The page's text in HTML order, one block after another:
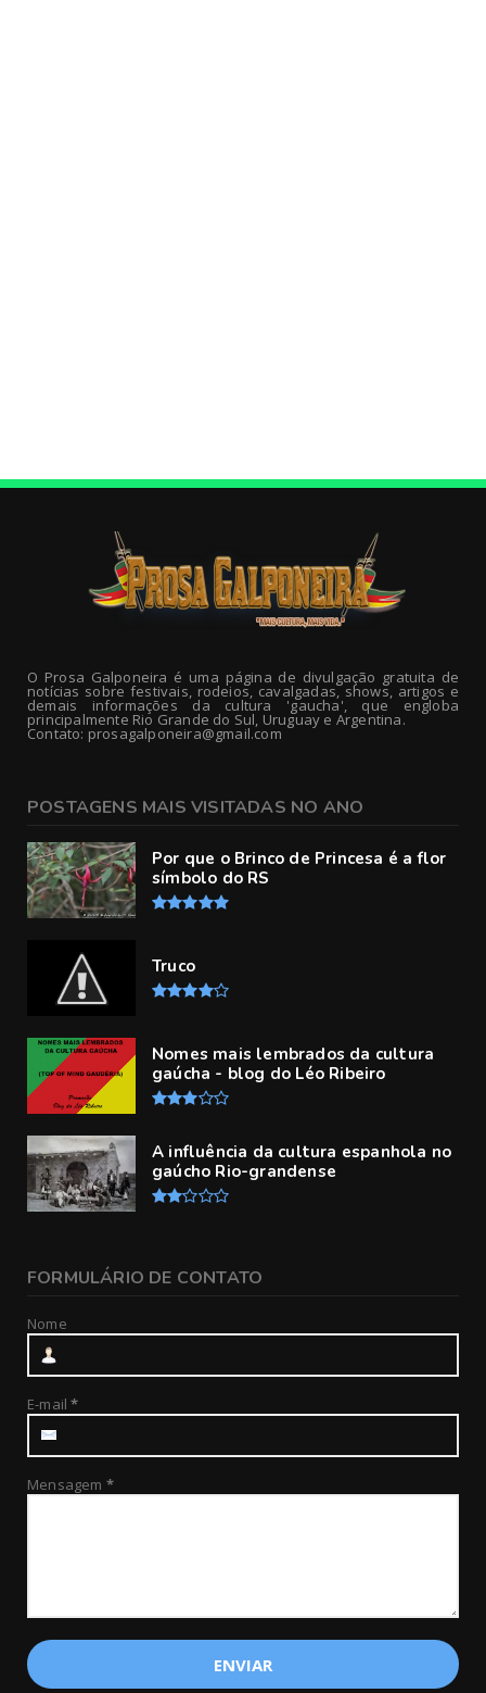
O Prosa Galponeira é uma página de divulgação gratuita de
notícias sobre festivais, rodeios, cavalgadas, shows, artigos e
demais informações da cultura 'gaucha', que engloba
principalmente Rio Grande do Sul, Uruguay e Argentina.
Contato: prosagalponeira@gmail.com
POSTAGENS MAIS VISITADAS NO ANO
Por que o Brinco de Princesa é a flor
símbolo do RS
Truco
Nomes mais lembrados da cultura
gaúcha - blog do Léo Ribeiro
A influência da cultura espanhola no
gaúcho Rio-grandense
FORMULÁRIO DE CONTATO
Nome
E-mail*
Mensagem *